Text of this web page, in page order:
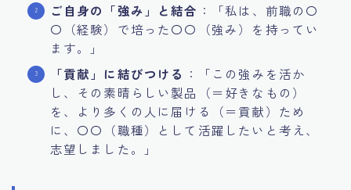
ご自身の「強み」と結合 ：「私は、前職の〇
〇（経験）で培った〇〇（強み）を持ってい
ます。」
「貢献」に結びつける ：「この強みを活か
し、その素晴らしい製品（＝好きなもの）
を、より多くの人に届ける（＝貢献）ため
に、〇〇（職種）として活躍したいと考え、
志望しました。」